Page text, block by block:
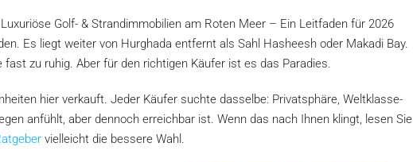
Golf- & Strandimmobilien am Roten Meer – Ein Leitfaden für 2026
Es liegt weiter von Hurghada entfernt als Sahl Hasheesh oder Makadi Bay.
zu ruhig. Aber für den richtigen Käufer ist es das Paradies.
hier verkauft. Jeder Käufer suchte dasselbe: Privatsphäre, Weltklasse-
anfühlt, aber dennoch erreichbar ist. Wenn das nach Ihnen klingt, lesen Sie
vielleicht die bessere Wahl.